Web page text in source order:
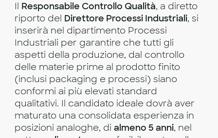
Il Responsabile Controllo Qualità, a diretto
riporto del Direttore Processi Industriali, si
inserirà nel dipartimento Processi
Industriali per garantire che tutti gli
aspetti della produzione, dal controllo
delle materie prime al prodotto finito
(inclusi packaging e processi) siano
conformi ai più elevati standard
qualitativi. Il candidato ideale dovrà aver
maturato una consolidata esperienza in
posizioni analoghe, di almeno 5 anni, nel